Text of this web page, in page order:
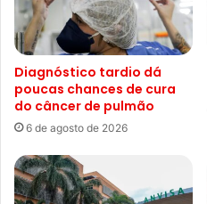
Diagnóstico tardio dá
poucas chances de cura
do câncer de pulmão
6 de agosto de 2026